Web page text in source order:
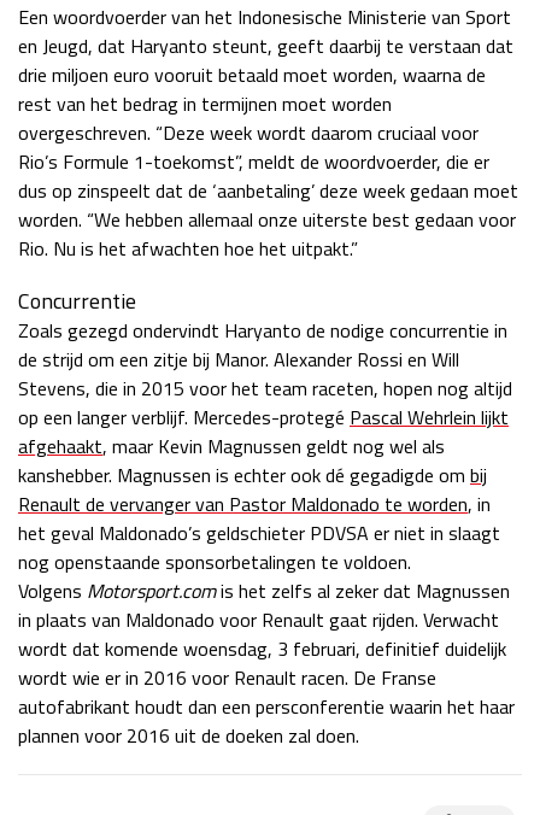
Kwalificatie
za 19:00 - 20:00
Race
zo 17:00 - 19:00
Een woordvoerder van het Indonesische Ministerie van Sport
en Jeugd, dat Haryanto steunt, geeft daarbij te verstaan dat
drie miljoen euro vooruit betaald moet worden, waarna de
rest van het bedrag in termijnen moet worden
overgeschreven. “Deze week wordt daarom cruciaal voor
Rio’s Formule 1-toekomst”, meldt de woordvoerder, die er
dus op zinspeelt dat de ‘aanbetaling’ deze week gedaan moet
worden. “We hebben allemaal onze uiterste best gedaan voor
Rio. Nu is het afwachten hoe het uitpakt.”
Concurrentie
Zoals gezegd ondervindt Haryanto de nodige concurrentie in
de strijd om een zitje bij Manor. Alexander Rossi en Will
Stevens, die in 2015 voor het team raceten, hopen nog altijd
op een langer verblijf. Mercedes-protegé Pascal Wehrlein lijkt
afgehaakt, maar Kevin Magnussen geldt nog wel als
kanshebber. Magnussen is echter ook dé gegadigde om bij
Renault de vervanger van Pastor Maldonado te worden, in
het geval Maldonado’s geldschieter PDVSA er niet in slaagt
nog openstaande sponsorbetalingen te voldoen.
Volgens Motorsport.comis het zelfs al zeker dat Magnussen
in plaats van Maldonado voor Renault gaat rijden. Verwacht
wordt dat komende woensdag, 3 februari, definitief duidelijk
wordt wie er in 2016 voor Renault racen. De Franse
autofabrikant houdt dan een persconferentie waarin het haar
plannen voor 2016 uit de doeken zal doen.